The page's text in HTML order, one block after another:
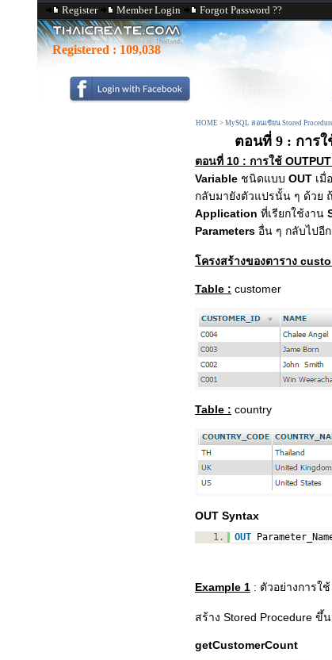
Register Member Login Forgot Password ??
Registered : 109,038
HOME > MySQL สอนเขียน Stored
ตอนที่ 9 : การใ
ตอนที่ 10 : การใช้
Variable ชนิดแบบ OUT เมื่
กลับมายังตัวแปรนั้น ๆ ด้วย
Application ที่เรียกใช้งาน
Parameters อื่น ๆ กลับไปอี
โครงสร้างของตาราง
Table : customer
Table : country
OUT Syntax
1. OUT
Example 1 : ตัวอย่างการใช้
สร้าง Stored Procedure ขึ้
getCustomerCount